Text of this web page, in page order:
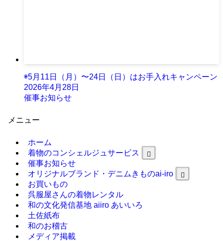
◉5月11日（月）〜24日（日）はお手入れキャンペーン
2026年4月28日
催事お知らせ
メニュー
ホーム
着物のコンシェルジュサービス
催事お知らせ
オリジナルブランド・デニムきものai-iro
お買いもの
呉服屋さんの着物レンタル
和の文化発信基地 aiiro あいいろ
土佐紙布
和のお稽古
メディア掲載